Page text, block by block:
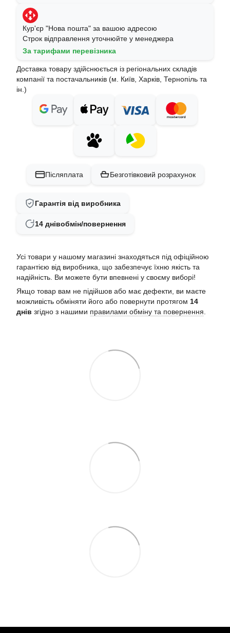
Кур'єр "Нова пошта" за вашою адресою
Строк відправлення уточнюйте у менеджера
За тарифами перевізника
Доставка товару здійснюється із регіональних складів
компанії та постачальників (м. Київ, Харків, Тернопіль та
ін.)
Післяплата Безготівковий розрахунок
Гарантія від виробника
14 днівобмін/повернення
Усі товари у нашому магазині знаходяться під офіційною
гарантією від виробника, що забезпечує їхню якість та
надійність. Ви можете бути впевнені у своєму виборі!
Якщо товар вам не підійшов або має дефекти, ви маєте
можливість обміняти його або повернути протягом 14
днів згідно з нашими правилами обміну та повернення